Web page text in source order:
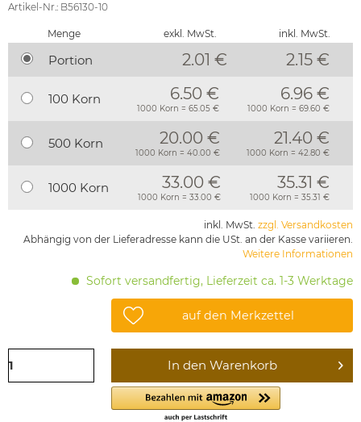
Artikel-Nr.: B56130-10
Menge exkl. MwSt. inkl. MwSt.
Portion 2.01 € 2.15 €
100 Korn 6.50 €
1000 Korn = 65.05 €
6.96 €
1000 Korn = 69.60 €
500 Korn 20.00 €
1000 Korn = 40.00 €
21.40 €
1000 Korn = 42.80 €
1000 Korn 33.00 €
1000 Korn = 33.00 €
35.31 €
1000 Korn = 35.31 €
inkl. MwSt. zzgl. Versandkosten
Abhängig von der Lieferadresse kann die USt. an der Kasse variieren.
Weitere Informationen
Sofort versandfertig, Lieferzeit ca. 1-3 Werktage
auf den Merkzettel
In den Warenkorb